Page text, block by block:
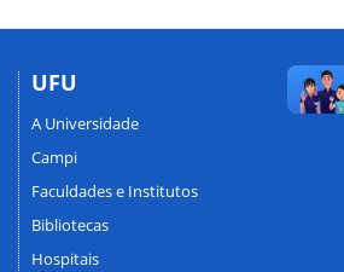
UFU
A Universidade
Campi
Faculdades e Institutos
Bibliotecas
Hospitais